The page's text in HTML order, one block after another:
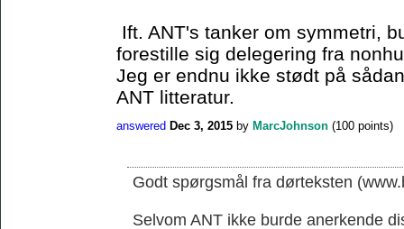
Ift. ANT's tanker om symmetri,
forestille sig delegering fra
Jeg er endnu ikke stødt på
ANT litteratur.
answered Dec 3, 2015 by MarcJohnson (100 points)
Godt spørgsmål fra dørteksten
Selvom ANT ikke burde anerkende